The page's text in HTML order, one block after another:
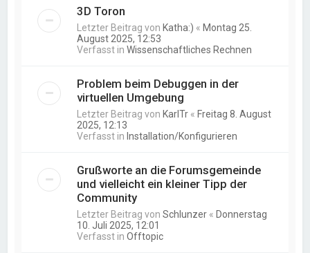
3D Toron
Letzter Beitrag von Katha:) « Montag 25.
August 2025, 12:53
Verfasst inWissenschaftliches Rechnen
Problem beim Debuggen in der
virtuellen Umgebung
Letzter Beitrag von KarlTr « Freitag 8. August
2025, 12:13
Verfasst in Installation/Konfigurieren
Grußworte an die Forumsgemeinde
und vielleicht ein kleiner Tipp der
Community
Letzter Beitrag vonSchlunzer « Donnerstag
10. Juli 2025, 12:01
Verfasst inOfftopic